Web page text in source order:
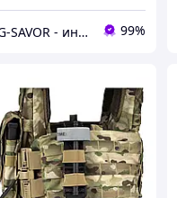
G-SAVOR - интернет-магазин сумок, обуви и аксессуаров 99%